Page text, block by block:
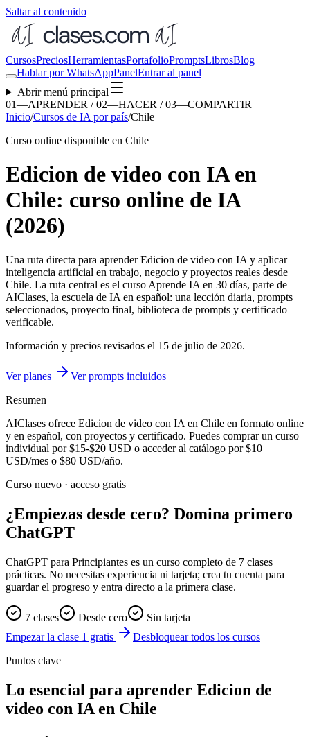
Saltar al contenido
CursosPreciosHerramientasPortafolioPromptsLibrosBlog
Hablar por WhatsAppPanelEntrar al panel
Abrir menú principal
01—APRENDER / 02—HACER / 03—COMPARTIR
Inicio/Cursos de IA por país/Chile
Curso online disponible en Chile
Edicion de video con IA en
Chile: curso online de IA
(2026)
Una ruta directa para aprenderEdicion de video con IA y aplicar
inteligencia artificial en trabajo, negocio y proyectos reales desde
Chile. La ruta central es el curso Aprende IA en 30 días, parte de
AIClases, la escuela de IA en español: una lección diaria, prompts
seleccionados, proyecto final, biblioteca de prompts y certificado
verificable.
Información y precios revisados el 15 de julio de 2026.
Ver planes
Ver prompts incluidos
Resumen
AIClases ofrece Edicion de video con IA en Chile en formato online
y en español, con proyectos y certificado. Puedes comprar un curso
individual por$15-$20 USD o acceder al catálogo por$10
USD/mes o $80 USD/año.
Curso nuevo · acceso gratis
¿Empiezas desde cero? Domina primero
ChatGPT
ChatGPT para Principiantes es un curso completo de 7 clases
prácticas. No necesitas experiencia ni tarjeta; crea tu cuenta para
guardar el progreso y entra directo a la primera clase.
7 clases Desde cero
Sin tarjeta
Empezar la clase 1 gratis
Desbloquear todos los cursos
Puntos clave
Lo esencial para aprender Edicion de
video con IA en Chile